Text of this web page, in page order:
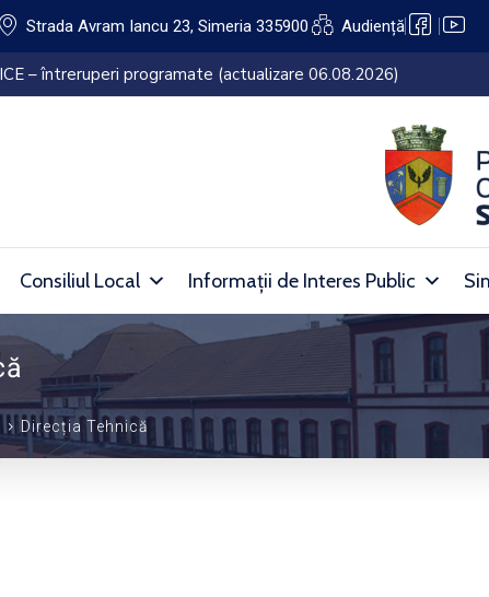
Strada Avram Iancu 23, Simeria 335900 Audiență
de dezinsecție pe domeniul public al Orașului Simeria
Consiliul Local Informații de Interes Public
Direcția Tehnică